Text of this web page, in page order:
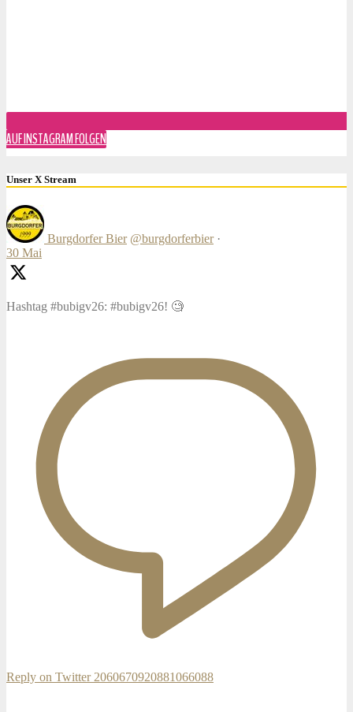
AUF INSTAGRAM FOLGEN
Unser X Stream
Burgdorfer Bier @burgdorferbier ·
30 Mai
Hashtag #bubigv26: #bubigv26! 🧐
Reply on Twitter 2060670920881066088